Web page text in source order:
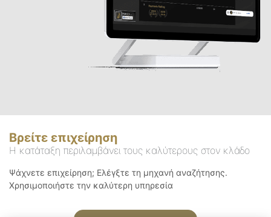
Βρείτε επιχείρηση
Η κατάταξη περιλαμβάνει τους καλύτερους στον κλάδο
Ψάχνετε επιχείρηση; Ελέγξτε τη μηχανή αναζήτησης.
Χρησιμοποιήστε την καλύτερη υπηρεσία